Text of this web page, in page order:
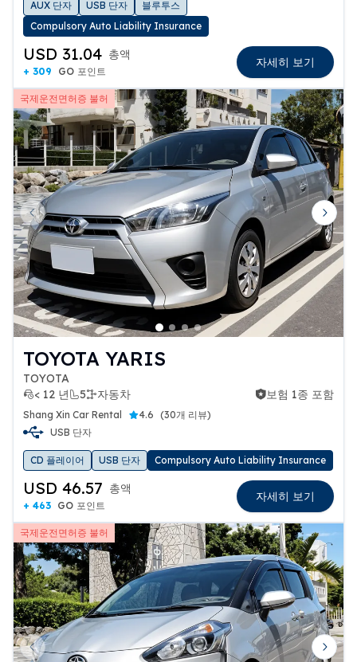
AUX 단자 USB 단자
블루투스
Compulsory Auto Liability Insurance
USD 31.04 총액
+ 309 GO 포인트
자세히 보기
국제운전면허증 불허
Previous slide Next
TOYOTA YARIS
TOYOTA
< 12 년
5 자동차
보험 1종 포함 보험 1종 포함
Shang Xin Car Rental 4.6 (30개 리뷰)
USB 단자
CD 플레이어 USB 단자 Compulsory Auto Liability Insurance
USD 46.57 총액
+ 463 GO 포인트
자세히 보기
국제운전면허증 불허
Previous slide Next